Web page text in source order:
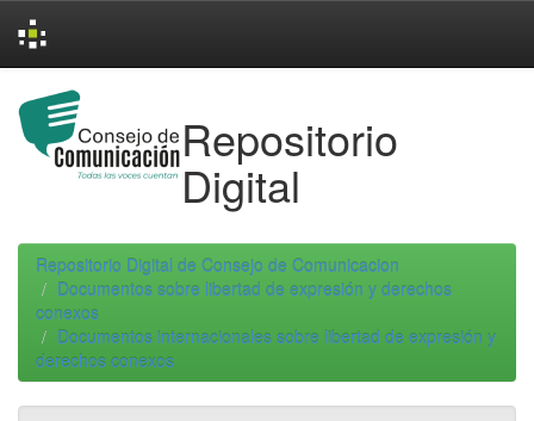
navigation
Repositorio
Digital
Repositorio Digital de Consejo de Comunicacion
Documentos sobre libertad de expresión y derechos
conexos
Documentos internacionales sobre libertad de expresión y
derechos conexos